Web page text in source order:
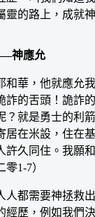
的路上，成就
神應允
華，他就應允我
詐的舌頭！詭詐
？就是勇士的利
居在米設，住在
許久同住。我願
1-7）
都需要神拯救出
經歷，例如我們